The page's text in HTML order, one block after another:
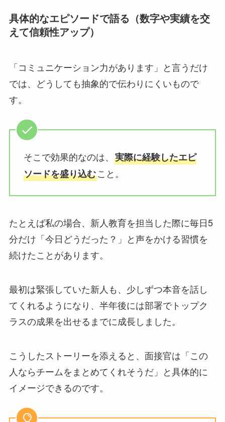
具体的なエピソードで語る（数字や実績を交
えて信頼性アップ）
「コミュニケーション力があります」と言うだけ
では、どうしても抽象的で伝わりにくいもので
す。
そこで効果的なのは、 実際に経験したエピ
ソードを盛り込むこと。
たとえば私の場合、新人教育を担当した際に毎日5
分だけ「今日どうだった？」と声をかける習慣を
続けたことがあります。
最初は緊張していた新人も、少しずつ本音を話し
てくれるようになり、半年後には部署でトップク
ラスの成果を出せるまでに成長しました。
こうしたストーリーを添えると、面接官は「この
人ならチームをまとめてくれそうだ」と具体的に
イメージできるのです。